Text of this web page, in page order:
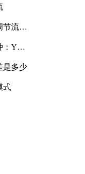
节流量
：Y
是多少
式